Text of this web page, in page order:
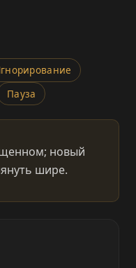
Пауза
новый
шире.